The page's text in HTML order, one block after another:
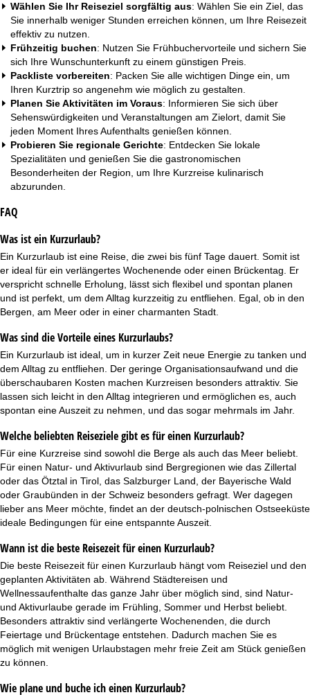
Wählen Sie Ihr Reiseziel sorgfältig aus: Wählen Sie ein Ziel, das
Sie innerhalb weniger Stunden erreichen können, um Ihre Reisezeit
effektiv zu nutzen.
Frühzeitig buchen: Nutzen Sie Frühbuchervorteile und sichern Sie
sich Ihre Wunschunterkunft zu einem günstigen Preis.
Packliste vorbereiten: Packen Sie alle wichtigen Dinge ein, um
Ihren Kurztrip so angenehm wie möglich zu gestalten.
Planen Sie Aktivitäten im Voraus: Informieren Sie sich über
Sehenswürdigkeiten und Veranstaltungen am Zielort, damit Sie
jeden Moment Ihres Aufenthalts genießen können.
Probieren Sie regionale Gerichte: Entdecken Sie lokale
Spezialitäten und genießen Sie die gastronomischen
Besonderheiten der Region, um Ihre Kurzreise kulinarisch
abzurunden.
FAQ
Was ist ein Kurzurlaub?
Ein Kurzurlaub ist eine Reise, die zwei bis fünf Tage dauert. Somit ist
er ideal für ein verlängertes Wochenende oder einen Brückentag. Er
verspricht schnelle Erholung, lässt sich flexibel und spontan planen
und ist perfekt, um dem Alltag kurzzeitig zu entfliehen. Egal, ob in den
Bergen, am Meer oder in einer charmanten Stadt.
Was sind die Vorteile eines Kurzurlaubs?
Ein Kurzurlaub ist ideal, um in kurzer Zeit neue Energie zu tanken und
dem Alltag zu entfliehen. Der geringe Organisationsaufwand und die
überschaubaren Kosten machen Kurzreisen besonders attraktiv. Sie
lassen sich leicht in den Alltag integrieren und ermöglichen es, auch
spontan eine Auszeit zu nehmen, und das sogar mehrmals im Jahr.
Welche beliebten Reiseziele gibt es für einen Kurzurlaub?
Für eine Kurzreise sind sowohl die Berge als auch das Meer beliebt.
Für einen Natur- und Aktivurlaub sind Bergregionen wie das Zillertal
oder das Ötztal in Tirol, das Salzburger Land, der Bayerische Wald
oder Graubünden in der Schweiz besonders gefragt. Wer dagegen
lieber ans Meer möchte, findet an der deutsch-polnischen Ostseeküste
ideale Bedingungen für eine entspannte Auszeit.
Wann ist die beste Reisezeit für einen Kurzurlaub?
Die beste Reisezeit für einen Kurzurlaub hängt vom Reiseziel und den
geplanten Aktivitäten ab. Während Städtereisen und
Wellnessaufenthalte das ganze Jahr über möglich sind, sind Natur-
und Aktivurlaube gerade im Frühling, Sommer und Herbst beliebt.
Besonders attraktiv sind verlängerte Wochenenden, die durch
Feiertage und Brückentage entstehen. Dadurch machen Sie es
möglich mit wenigen Urlaubstagen mehr freie Zeit am Stück genießen
zu können.
Wie plane und buche ich einen Kurzurlaub?